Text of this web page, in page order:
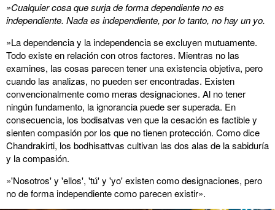
»Cualquier cosa que surja de forma dependiente no es
independiente. Nada es independiente, por lo tanto, no hay un yo.
»La dependencia y la independencia se excluyen mutuamente.
Todo existe en relación con otros factores. Mientras no las
examines, las cosas parecen tener una existencia objetiva, pero
cuando las analizas, no pueden ser encontradas. Existen
convencionalmente como meras designaciones. Al no tener
ningún fundamento, la ignorancia puede ser superada. En
consecuencia, los bodisatvas ven que la cesación es factible y
sienten compasión por los que no tienen protección. Como dice
Chandrakirti, los bodhisattvas cultivan las dos alas de la sabiduría
y la compasión.
»'Nosotros' y 'ellos', 'tú' y 'yo' existen como designaciones, pero
no de forma independiente como parecen existir».